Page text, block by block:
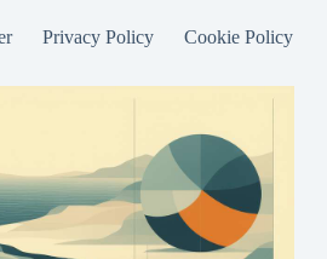
Privacy Policy Cookie Policy